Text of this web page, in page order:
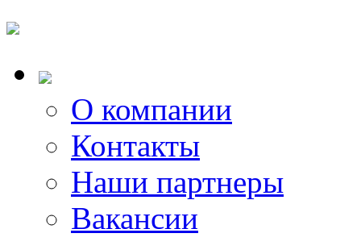
О компании
Контакты
Наши партнеры
Вакансии